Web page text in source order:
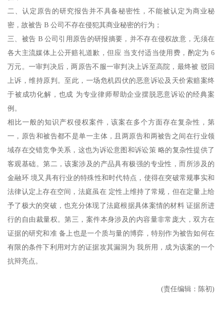
二、认定原告的研究报告并不具备秘密性，不能被认定为商业秘
密，故被告 B 公司不存在侵犯其商业秘密的行为；
三、被告 B 公司引用原告的研报摘要，并不存在侵权故意，无须在
各大主流媒体上公开赔礼道歉，但应 当支付适当使用费，酌定为 6
万元。一审判决后，两原告不服一审判决上诉至高院，最终被 驳回
上诉，维持原判。至此，一场危机四伏的恶意诉讼及天价索赔案终
于被成功化解，也成 为专业律师帮助企业摆脱恶意诉讼的经典案
例。
相比一般的知识产权侵权案件，该案在多个方面存在复杂性，第
一，原告和被告都不是单一主体，且两原告和两被告之间在行业领
域存在交错竞争关系，这也为诉讼意图和诉讼策 略的复杂性提供了
客观基础。第二，该案涉及的产品具有极强的专业性，而所涉及的
金融环 境又具有行业的特殊性和时代特点，使得在突破常规事实和
法律认定上存在空间，法庭虽在 定性上维持了常规，但在定量上给
予了极大的突破，也充分体现了法庭根据具体案情的材料 证据所进
行的自由裁量权。第三，案件本身涉及的内容量非常庞大，双方在
证据的研究和准 备上也是一个质与量的博弈，特别作为被告如何在
有限的条件下利用对方的证据攻其漏洞为 我所用，成为该案的一个
抗辩亮点。
(责任编辑：陈初)